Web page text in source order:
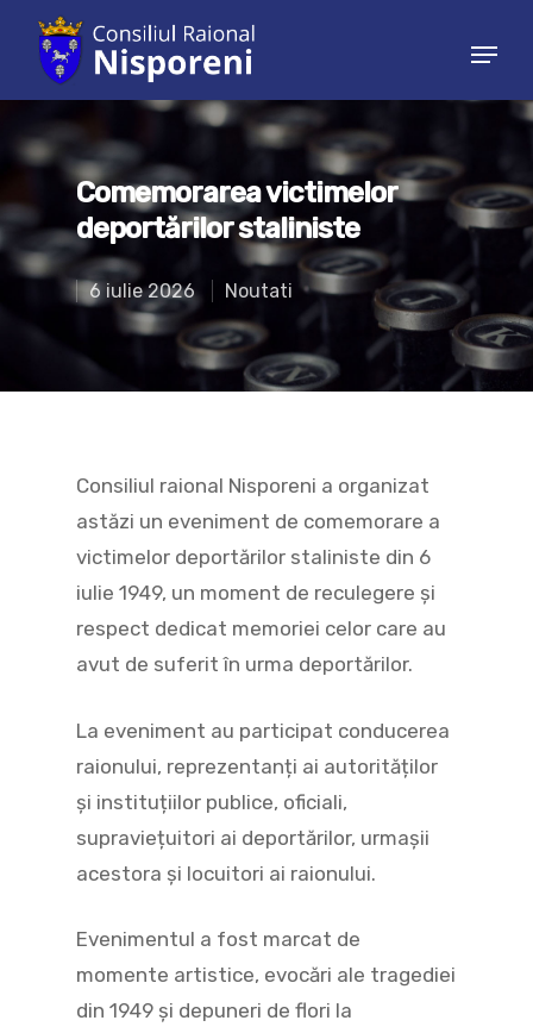
Hit enter to search or ESC to close
Comemorarea victimelor
deportărilor staliniste
6 iulie 2026 Noutati
Consiliul raional Nisporeni a organizat
astăzi un eveniment de comemorare a
victimelor deportărilor staliniste din 6
iulie 1949, un moment de reculegere și
respect dedicat memoriei celor care au
avut de suferit în urma deportărilor.
La eveniment au participat conducerea
raionului, reprezentanți ai autorităților
și instituțiilor publice, oficiali,
supraviețuitori ai deportărilor, urmașii
acestora și locuitori ai raionului.
Evenimentul a fost marcat de
momente artistice, evocări ale tragediei
din 1949 și depuneri de flori la